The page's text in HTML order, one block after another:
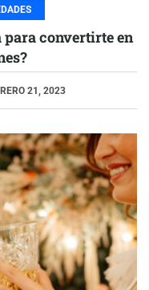
para convertirte en
21, 2023